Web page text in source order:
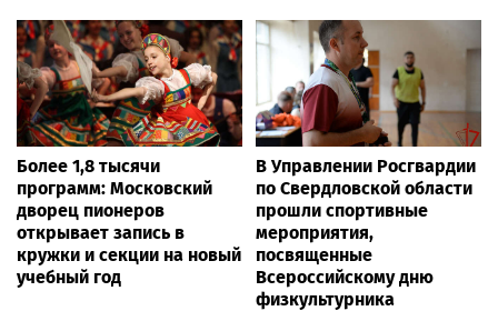
Более 1,8 тысячи
программ: Московский
дворец пионеров
открывает запись в
кружки и секции на новый
учебный год
В Управлении Росгвардии
по Свердловской области
прошли спортивные
мероприятия,
посвященные
Всероссийскому дню
физкультурника